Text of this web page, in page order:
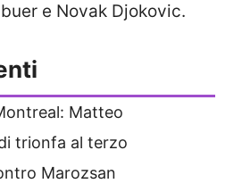
e Novak Djokovic.
Matteo
trionfa al terzo
Marozsan